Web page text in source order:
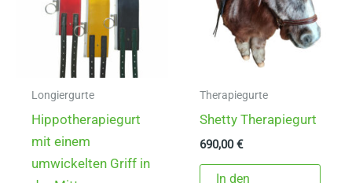
Longiergurte
Hippotherapiegurt
mit einem
umwickelten Griff in
Therapiegurte
Shetty Therapiegurt
690,00€
In den